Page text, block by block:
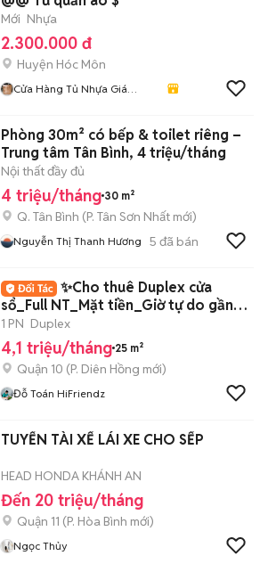
Mới Nhựa
2.300.000 đ
Huyện Hóc Môn
Cửa Hàng Tủ Nhựa Giá
Phòng 30m² có bếp & toilet riêng –
Trung tâm Tân Bình, 4 triệu/tháng
Nội thất đầy đủ
4 triệu/tháng 30 m²
Q. Tân Bình (P. Tân Sơn Nhất mới)
Nguyễn Thị Thanh Hương 5 đã bán
✨Cho thuê Duplex cửa
sổ_Full NT_Mặt tiền_Giờ tự do gần
ĐH Bách Khoa
1 PN Duplex
4,1 triệu/tháng 25 m²
Quận 10 (P. Diên Hồng mới)
Đỗ Toán HiFriendz
TUYỂN TÀI XẾ LÁI XE CHO SẾP
HEAD HONDA KHÁNH AN
Đến 20 triệu/tháng
Quận 11 (P. Hòa Bình mới)
Ngọc Thủy